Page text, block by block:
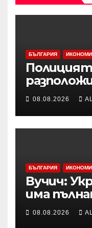
БЪЛГАРИЯ
дрон
08.08.2026
БЪЛГАРИЯ
Вучич:
има
нашата
08.08.2026